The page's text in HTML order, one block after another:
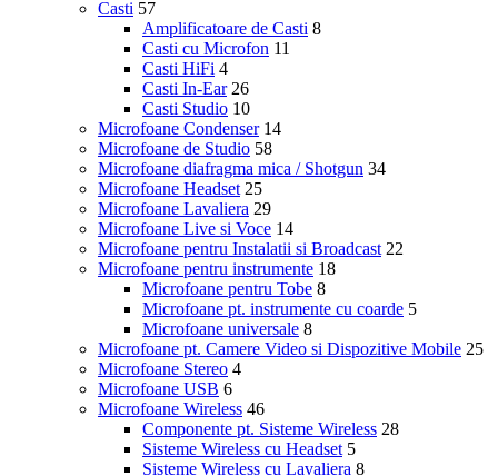
Casti 57
Amplificatoare de Casti 8
Casti cu Microfon 11
Casti HiFi 4
Casti In-Ear 26
Casti Studio 10
Microfoane Condenser 14
Microfoane de Studio 58
Microfoane diafragma mica / Shotgun 34
Microfoane Headset 25
Microfoane Lavaliera 29
Microfoane Live si Voce 14
Microfoane pentru Instalatii si Broadcast 22
Microfoane pentru instrumente 18
Microfoane pentru Tobe 8
Microfoane pt. instrumente cu coarde 5
Microfoane universale 8
Microfoane pt. Camere Video si Dispozitive Mobile 25
Microfoane Stereo 4
Microfoane USB 6
Microfoane Wireless 46
Componente pt. Sisteme Wireless 28
Sisteme Wireless cu Headset 5
Sisteme Wireless cu Lavaliera 8